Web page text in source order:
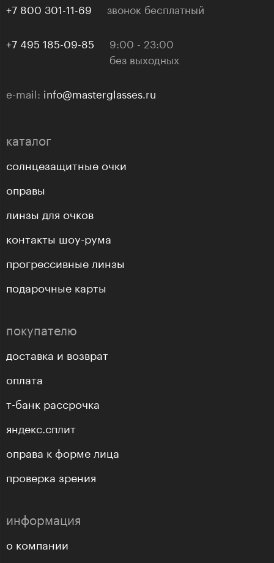
+7 800 301-11-69 звонок бесплатный
+7 495 185-09-85
9:00 - 23:00
без выходных
e-mail: info@masterglasses.ru
каталог
солнцезащитные очки
оправы
линзы для очков
контакты шоу-рума
прогрессивные линзы
подарочные карты
покупателю
доставка и возврат
оплата
т-банк рассрочка
яндекс.сплит
оправа к форме лица
проверка зрения
информация
о компании